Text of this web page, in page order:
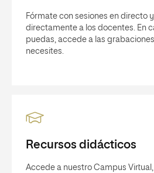
Fórmate con sesiones en directo
directamente a los docentes. En
puedas, accede a las
necesites.
Recursos didácticos
Accede a nuestro Campus